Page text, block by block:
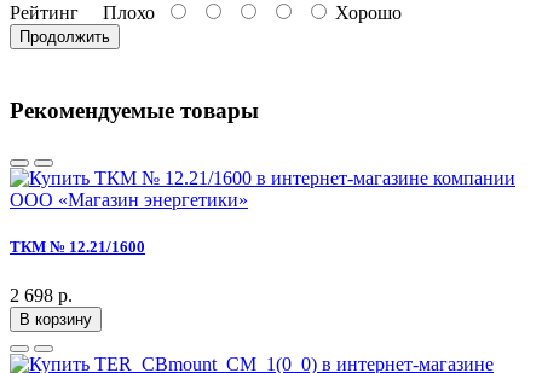
Рейтинг Плохо Хорошо
Продолжить
Рекомендуемые товары
ТКМ № 12.21/1600
2 698 р.
В корзину